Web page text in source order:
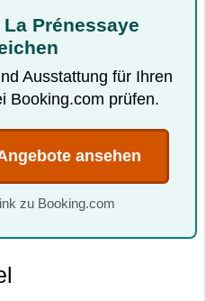
Prénessaye
Ausstattung für Ihren
Booking.com prüfen.
ansehen
zu Booking.com